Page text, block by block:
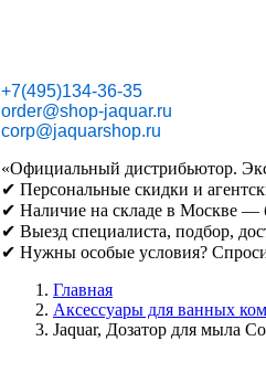
+7(495)134-36-35
order@shop-jaquar.ru
corp@jaquarshop.ru
«Официальный дистрибьютор.
✔ Персональные скидки и
✔ Наличие на складе в Москве —
✔ Выезд специалиста, подбор,
✔ Нужны особые условия?
Главная
Аксессуары для ванных
Jaquar, Дозатор для мыла